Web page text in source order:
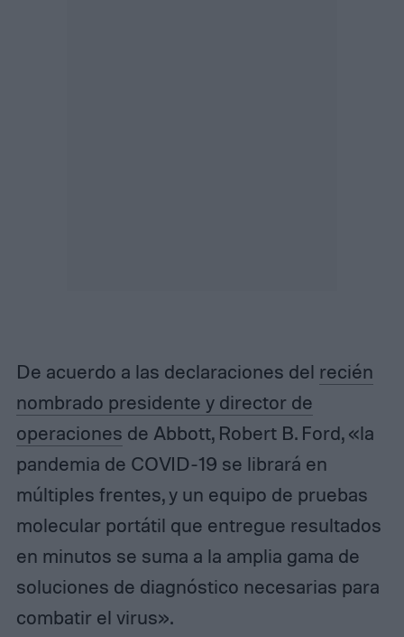
De acuerdo a las declaraciones del recién
nombrado presidente y director de
operaciones de Abbott, Robert B. Ford, «la
pandemia de COVID-19 se librará en
múltiples frentes, y un equipo de pruebas
molecular portátil que entregue resultados
en minutos se suma a la amplia gama de
soluciones de diagnóstico necesarias para
combatir el virus».